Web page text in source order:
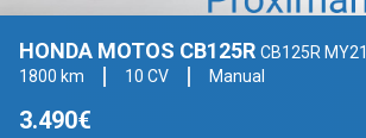
HONDA MOTOS CB125R CB125R MY21
1800 km
10 CV Manual
3.490€